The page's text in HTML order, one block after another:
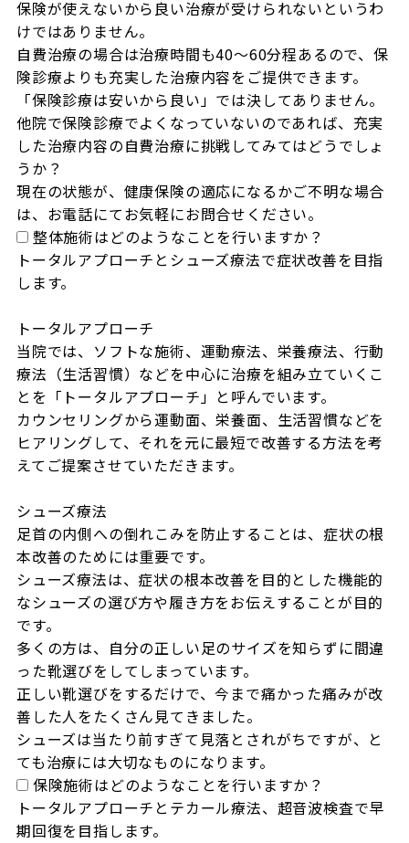
保険が使えないから良い治療が受けられないというわ
けではありません。
自費治療の場合は治療時間も40～60分程あるので、保
険診療よりも充実した治療内容をご提供できます。
「保険診療は安いから良い」では決してありません。
他院で保険診療でよくなっていないのであれば、充実
した治療内容の自費治療に挑戦してみてはどうでしょ
うか？
現在の状態が、健康保険の適応になるかご不明な場合
は、お電話にてお気軽にお問合せください。
整体施術はどのようなことを行いますか？
トータルアプローチとシューズ療法で症状改善を目指
します。
トータルアプローチ
当院では、ソフトな施術、運動療法、栄養療法、行動
療法（生活習慣）などを中心に治療を組み立ていくこ
とを「トータルアプローチ」と呼んでいます。
カウンセリングから運動面、栄養面、生活習慣などを
ヒアリングして、それを元に最短で改善する方法を考
えてご提案させていただきます。
シューズ療法
足首の内側への倒れこみを防止することは、症状の根
本改善のためには重要です。
シューズ療法は、症状の根本改善を目的とした機能的
なシューズの選び方や履き方をお伝えすることが目的
です。
多くの方は、自分の正しい足のサイズを知らずに間違
った靴選びをしてしまっています。
正しい靴選びをするだけで、今まで痛かった痛みが改
善した人をたくさん見てきました。
シューズは当たり前すぎて見落とされがちですが、と
ても治療には大切なものになります。
保険施術はどのようなことを行いますか？
トータルアプローチとテカール療法、超音波検査で早
期回復を目指します。